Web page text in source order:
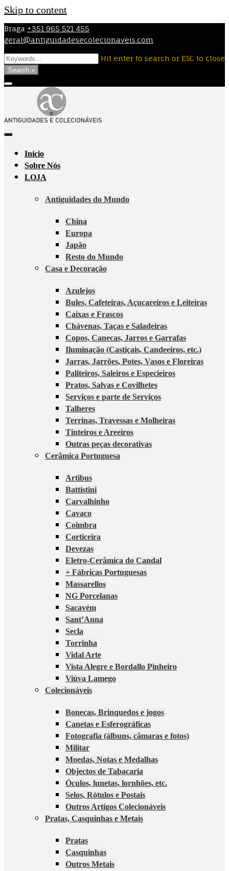
Skip to content
Braga +351 965 521 455
geral@antiguidadesecolecionaveis.com
Hit enter to search or ESC to close
Search »
Início
Sobre Nós
LOJA
Antiguidades do Mundo
China
Europa
Japão
Resto do Mundo
Casa e Decoração
Azulejos
Bules, Cafeteiras, Açucareiros e Leiteiras
Caixas e Frascos
Chávenas, Taças e Saladeiras
Copos, Canecas, Jarros e Garrafas
Iluminação (Castiçais, Candeeiros, etc.)
Jarras, Jarrões, Potes, Vasos e Floreiras
Paliteiros, Saleiros e Especieiros
Pratos, Salvas e Covilhetes
Serviços e parte de Serviços
Talheres
Terrinas, Travessas e Molheiras
Tinteiros e Areeiros
Outras peças decorativas
Cerâmica Portuguesa
Artibus
Battistini
Carvalhinho
Cavaco
Coimbra
Corticeira
Devezas
Eletro-Cerâmica do Candal
+ Fábricas Portuguesas
Massarellos
NG Porcelanas
Sacavém
Sant’Anna
Secla
Torrinha
Vidal Arte
Vista Alegre e Bordallo Pinheiro
Viúva Lamego
Colecionáveis
Bonecas, Brinquedos e jogos
Canetas e Esferográficas
Fotografia (álbuns, câmaras e fotos)
Militar
Moedas, Notas e Medalhas
Objectos de Tabacaria
Óculos, lunetas, lornhões, etc.
Selos, Rótulos e Postais
Outros Artigos Colecionáveis
Pratas, Casquinhas e Metais
Pratas
Casquinhas
Outros Metais